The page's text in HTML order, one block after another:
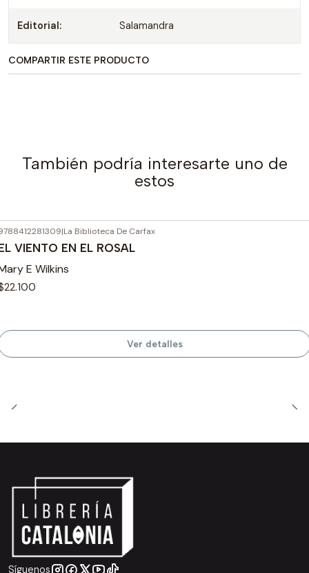
Editorial: Salamandra
COMPARTIR ESTE PRODUCTO
También podría interesarte uno de
estos
Agotado |La Biblioteca De Carfax
VIENTO EN EL ROSAL
E Wilkins
Ver detalles
Síguenos